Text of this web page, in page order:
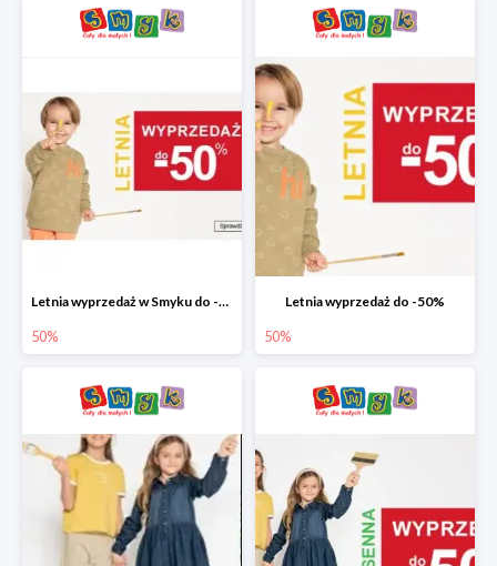
Letnia wyprzedaż w Smyku do -50%
50%
Letnia wyprzedaż do -50%
50%